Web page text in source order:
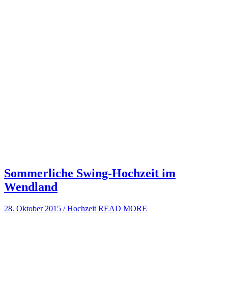
Sommerliche Swing-Hochzeit im
Wendland
28. Oktober 2015 /Hochzeit READ MORE